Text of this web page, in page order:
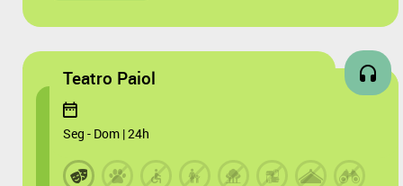
Teatro Paiol
Seg - Dom | 24h